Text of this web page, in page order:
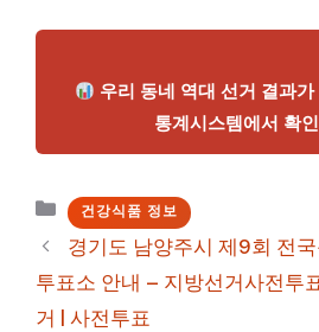
우리 동네 역대 선거 결과
통계시스템에서 확
카
테
리
건강식품 정보
경기도 남양주시 제9회 전
투표소 안내 – 지방선거사전투
거 | 사전투표